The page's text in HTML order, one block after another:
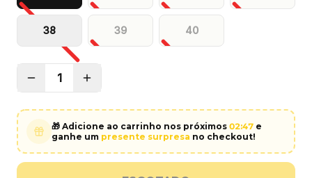
38 39 40
1
🎁 Adicione ao carrinho nos próximos 02:46 e
ganhe um presente surpresa no checkout!